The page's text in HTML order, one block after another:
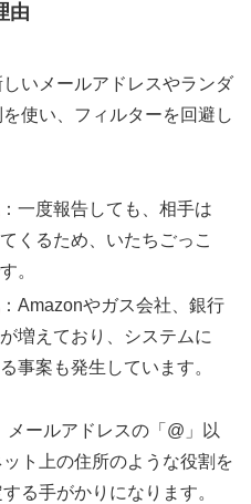
由
いメールアドレスやランダ
使い、フィルターを回避し
：一度報告しても、相手は
くるため、いたちごっこ
。
：Amazonやガス会社、銀行
増えており、システムに
事案も発生しています。
ールアドレスの「@」以
ト上の住所のような役割を
る手がかりになります。